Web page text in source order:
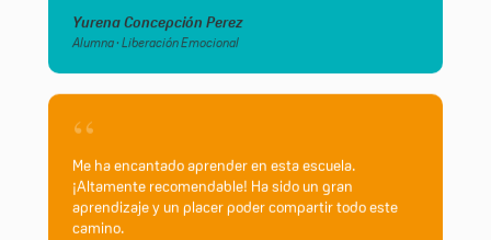
Yurena Concepción Perez
Alumna · Liberación Emocional
“
Me ha encantado aprender en esta escuela.
¡Altamente recomendable! Ha sido un gran
aprendizaje y un placer poder compartir todo este
camino.